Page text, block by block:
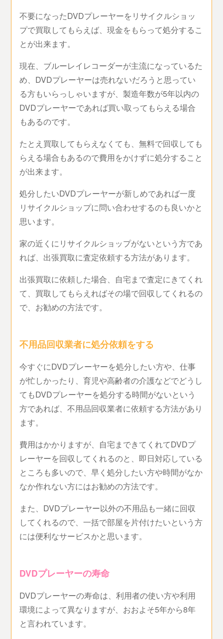
不要になったDVDプレーヤーをリサイクルショッ
プで買取してもらえば、現金をもらって処分するこ
とが出来ます。
現在、ブルーレイレコーダーが主流になっているた
め、DVDプレーヤーは売れないだろうと思ってい
る方もいらっしゃいますが、製造年数が5年以内の
DVDプレーヤーであれば買い取ってもらえる場合
もあるのです。
たとえ買取してもらえなくても、無料で回収しても
らえる場合もあるので費用をかけずに処分すること
が出来ます。
処分したいDVDプレーヤーが新しめであれば一度
リサイクルショップに問い合わせするのも良いかと
思います。
家の近くにリサイクルショップがないという方であ
れば、出張買取に査定依頼する方法があります。
出張買取に依頼した場合、自宅まで査定にきてくれ
て、買取してもらえればその場で回収してくれるの
で、お勧めの方法です。
不用品回収業者に処分依頼をする
今すぐにDVDプレーヤーを処分したい方や、仕事
が忙しかったり、育児や高齢者の介護などでどうし
てもDVDプレーヤーを処分する時間がないという
方であれば、不用品回収業者に依頼する方法があり
ます。
費用はかかりますが、自宅まできてくれてDVDプ
レーヤーを回収してくれるのと、即日対応している
ところも多いので、早く処分したい方や時間がなか
なか作れない方にはお勧めの方法です。
また、DVDプレーヤー以外の不用品も一緒に回収
してくれるので、一括で部屋を片付けたいという方
には便利なサービスかと思います。
DVDプレーヤーの寿命
DVDプレーヤーの寿命は、利用者の使い方や利用
環境によって異なりますが、おおよそ5年から8年
と言われています。